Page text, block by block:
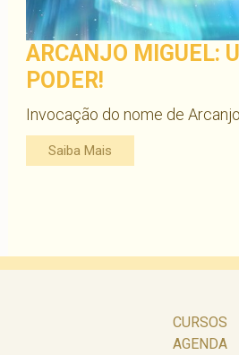
ARCANJO MIGUEL:
PODER!
Invocação do nome de Arcanjo
Saiba Mais
CURSOS
AGENDA